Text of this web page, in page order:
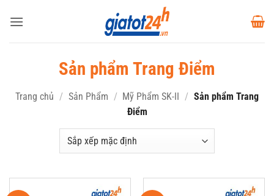
qua
Sản phẩm Trang Điểm
Trang chủ / Sản Phẩm / Mỹ Phẩm SK-II / Sản phẩm Trang
Điểm